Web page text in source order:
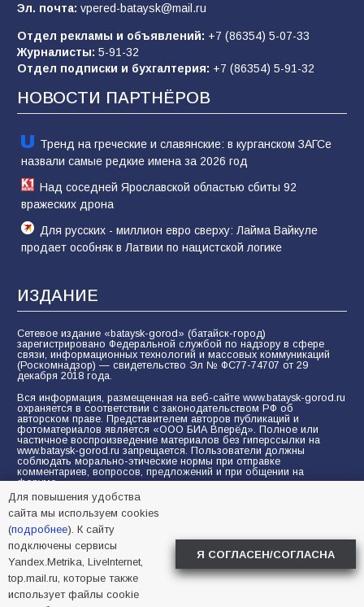
«Слухами Москву не возьмёшь»: почему
заявления Киева о мобилизации — это
отчаяние, а не разведка
80 02.08.2026
Эл. почта: vpered-bataysk@mail.ru
Отдел рекламы и объявлений: +7 (86354) 5-07-33
Журналисты: 5-91-32
Отдел подписки и бухгалтерия: +7 (86354) 5-91-32
НОВОСТИ ПАРТНЁРОВ
Тренд на греческие и славянские: в курганском ЗАГСе
назвали самые редкие имена за 2026 год
Над соседней Ярославской областью сбиты 92
вражеских дрона
Для русских - миллион евро сверху: Лайма Вайкуле
продает особняк в Латвии по нацистской логике
ИЗДАНИЕ
Сетевое издание «bataysk-gorod» (батайск-город)
зарегистрировано Федеральной службой по надзору в сфере
связи, информационных технологий и массовых коммуникаций
(Роскомнадзор) — свидетельство Эл № ФС77-74707 от 29
декабря 2018 года.
Вся информация, размещенная на веб-сайте www.bataysk-gorod.ru
охраняется в соответствии с законодательством РФ об
авторском праве. Представителем авторов публикаций и
фотоматериалов является «ООО БИА Вперёд». Полное или
частичное воспроизведение материалов без гиперссылки на
www.bataysk-gorod.ru запрещается. Пользователи должны
соблюдать морально-этические нормы при отправке
комментариев, вопросов, предложений и при общении на
форуме.
Политика конфиденциальности и защиты информации
Согласие на обработку персональных данных с помощью
сервисов Yandex.Metrika, LiveInternet, top.mail.ru
© 2005-2026 БИА «ВПЕРЕД»
Для повышения удобства
сайта мы используем cookies
(подробнее). К сайту
подключены сервисы
Yandex.Metrika, LiveInternet,
top.mail.ru, которые также
использует файлы cookie
Я СОГЛАСЕН/СОГЛАСНА